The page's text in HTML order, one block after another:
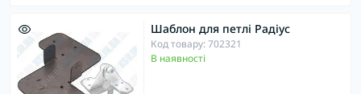
Шаблон для петлі Радіус
Код товару: 702321
В наявності